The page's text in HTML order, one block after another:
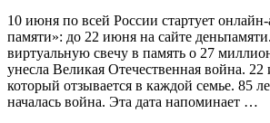
за
проекты
благоустройства"
10 июня по всей России стартует
памяти»: до 22 июня на сайте
виртуальную свечу в память о 27
унесла Великая Отечественная война.
который отзывается в каждой семье. 85
началась война. Эта дата напоминает …